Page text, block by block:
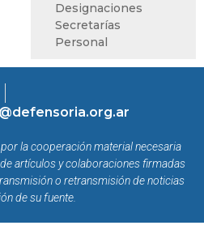
Designaciones
Secretarías
Personal
la cooperación material necesaria
artículos y colaboraciones firmadas
o retransmisión de noticias
de su fuente.